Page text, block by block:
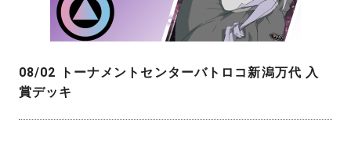
08/02 トーナメントセンターバトロコ新潟万代 入
賞デッキ